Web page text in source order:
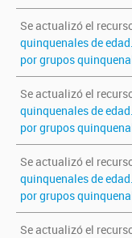
Se actualizó el
quinquenales de edad.
por grupos
Se actualizó el
quinquenales de edad.
por grupos
Se actualizó el
quinquenales de edad.
por grupos
Se actualizó el